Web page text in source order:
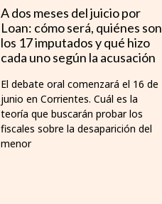
A dos meses del juicio por
Loan: cómo será, quiénes son
los 17 imputados y qué hizo
cada uno según la acusación
El debate oral comenzará el 16 de
junio en Corrientes. Cuál es la
teoría que buscarán probar los
fiscales sobre la desaparición del
menor